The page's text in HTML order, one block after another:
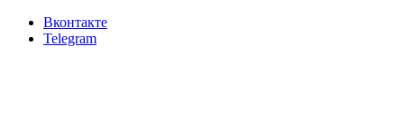
Вконтакте
Telegram